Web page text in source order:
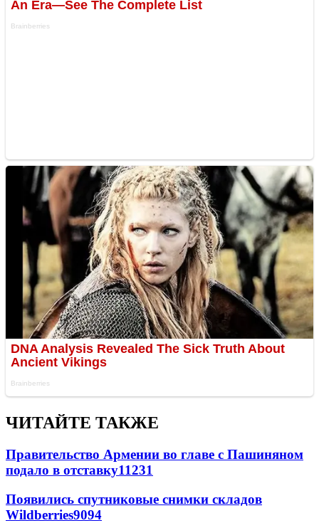
ЧИТАЙТЕ ТАКЖЕ
Правительство Армении во главе с Пашиняном
подало в отставку11231
Появились спутниковые снимки складов
Wildberries9094